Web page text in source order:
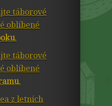
táborové
oblíbené
.
táborové
oblíbené
.
z letních